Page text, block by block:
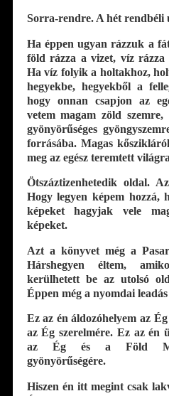
Sorra-rendre. A hét rendbéli
Ha éppen ugyan rázzuk a
föld rázza a vizet, víz rázza
Ha víz folyik a holtakhoz,
hegyekbe, hegyekből a
hogy onnan csapjon az
vetem magam zöld
gyönyörűséges
forrásába. Magas
meg az egész teremtett
Ötszáztizenhetedik oldal.
Hogy legyen képem hozzá,
képeket hagyjak vele
képeket.
Azt a könyvet még a
Hárshegyen éltem,
kerülhetett be az utolsó
Éppen még a nyomdai
Ez az én áldozóhelyem az
az Ég szerelmére. Ez az én
az Ég és a Föld
gyönyörűségére.
Hiszen én itt megint csak